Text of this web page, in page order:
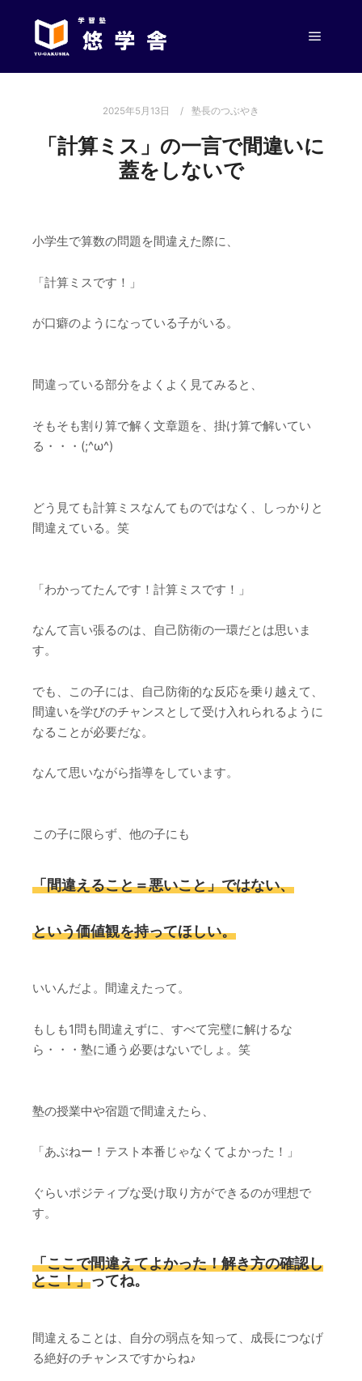
2025年5月13日 塾長のつぶやき
「計算ミス」の一言で間違いに
蓋をしないで
小学生で算数の問題を間違えた際に、
「計算ミスです！」
が口癖のようになっている子がいる。
間違っている部分をよくよく見てみると、
そもそも割り算で解く文章題を、掛け算で解いてい
る・・・(;^ω^)
どう見ても計算ミスなんてものではなく、しっかりと
間違えている。笑
「わかってたんです！計算ミスです！」
なんて言い張るのは、自己防衛の一環だとは思いま
す。
でも、この子には、自己防衛的な反応を乗り越えて、
間違いを学びのチャンスとして受け入れられるように
なることが必要だな。
なんて思いながら指導をしています。
この子に限らず、他の子にも
「間違えること＝悪いこと」ではない、
という価値観を持ってほしい。
いいんだよ。間違えたって。
もしも1問も間違えずに、すべて完璧に解けるな
ら・・・塾に通う必要はないでしょ。笑
塾の授業中や宿題で間違えたら、
「あぶねー！テスト本番じゃなくてよかった！」
ぐらいポジティブな受け取り方ができるのが理想で
す。
「ここで間違えてよかった！解き方の確認し
とこ！」ってね。
間違えることは、自分の弱点を知って、成長につなげ
る絶好のチャンスですからね♪